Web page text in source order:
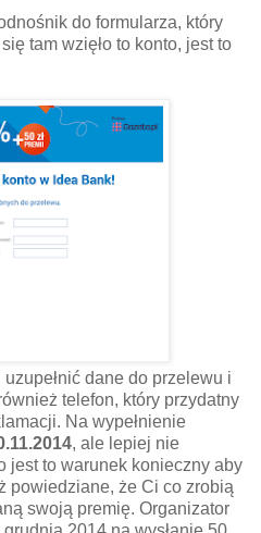
do formularza, który
tam wzięło to konto, jest to
dane do przelewu i
telefon, który przydatny
Na wypełnienie
, ale lepiej nie
jest to warunek konieczny aby
powiedziane, że Ci co zrobią
swoją premię. Organizator